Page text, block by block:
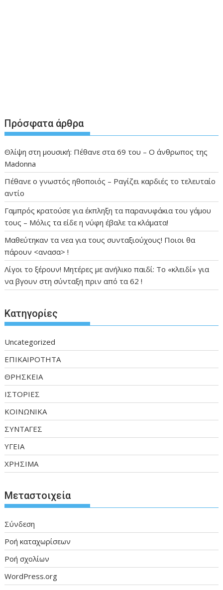
Πρόσφατα άρθρα
Θλίψη στη μουσική: Πέθανε στα 69 του – Ο άνθρωπος της
Madonna
Πέθανε ο γνωστός ηθοποιός – Ραγίζει καρδιές το τελευταίο
αντίο
Γαμπρός κρατούσε για έκπληξη τα παρανυφάκια του γάμου
τους – Μόλις τα είδε η νύφη έβαλε τα κλάματα!
Μαθεύτηκαν τα νεα για τους συνταξιούχους! Ποιοι θα
πάρουν <ανασα> !
Λίγοι το ξέρουν! Μητέρες με ανήλικο παιδί: Το «κλειδί» για
να βγουν στη σύνταξη πριν από τα 62 !
Kατηγορίες
Uncategorized
ΕΠΙΚΑΙΡΟΤΗΤΑ
ΘΡΗΣΚΕΙΑ
ΙΣΤΟΡΙΕΣ
ΚΟΙΝΩΝΙΚΑ
ΣΥΝΤΑΓΕΣ
ΥΓΕΙΑ
ΧΡΗΣΙΜΑ
Μεταστοιχεία
Σύνδεση
Ροή καταχωρίσεων
Ροή σχολίων
WordPress.org